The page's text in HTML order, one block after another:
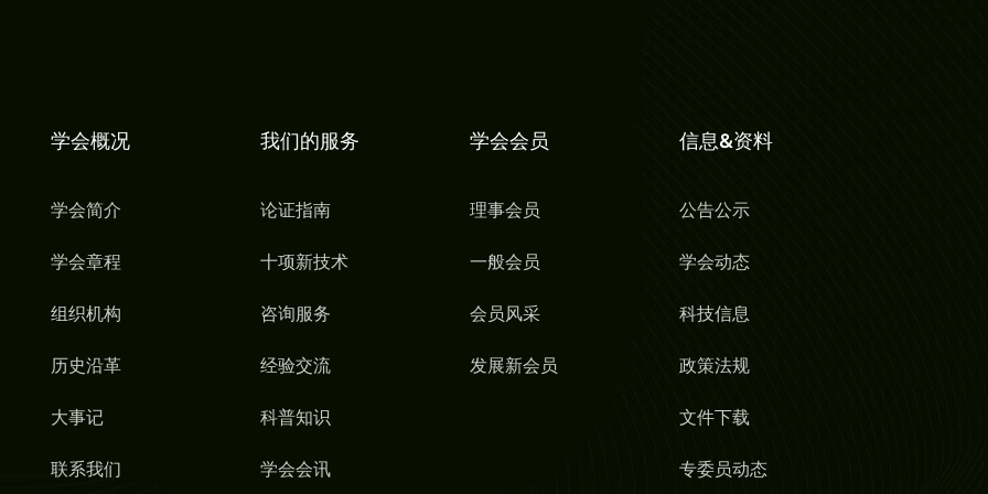
学会概况
学会简介
学会章程
组织机构
历史沿革
大事记
联系我们
我们的服务
论证指南
十项新技术
咨询服务
经验交流
科普知识
学会会讯
学会会员
理事会员
一般会员
会员风采
发展新会员
信息&资料
公告公示
学会动态
科技信息
政策法规
文件下载
专委员动态